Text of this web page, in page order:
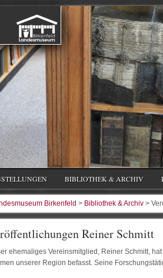
BIBLIOTHEK & ARCHIV
Birkenfeld > Bibliothek & Archiv >
Reiner Schmitt
ehemaliges Vereinsmitglied, Reiner Schmitt,
unserer Region befasst. Seine